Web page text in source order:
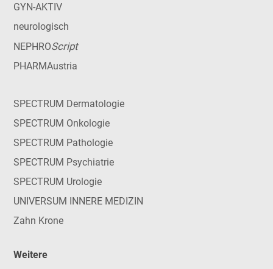
GYN-AKTIV
neurologisch
NEPHROScript
PHARMAustria
SPECTRUM Dermatologie
SPECTRUM Onkologie
SPECTRUM Pathologie
SPECTRUM Psychiatrie
SPECTRUM Urologie
UNIVERSUM INNERE MEDIZIN
Zahn Krone
Weitere